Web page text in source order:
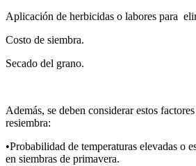
Aplicación de herbicidas o labores para
Costo de siembra.
Secado del grano.
Además, se deben considerar estos
resiembra:
•Probabilidad de temperaturas elevadas o
en siembras de primavera.